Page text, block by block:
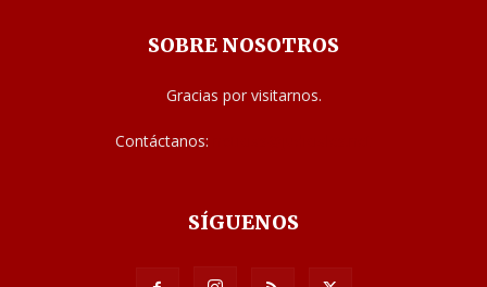
SOBRE NOSOTROS
Gracias por visitarnos.
Contáctanos:
SÍGUENOS